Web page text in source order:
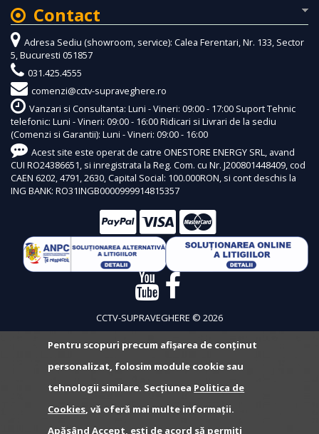
Contact
Adresa Sediu (showroom, service): Calea Ferentari, Nr. 133, Sector
5, Bucuresti 051857
031.425.4555
comenzi@cctv-supraveghere.ro
Vanzari si Consultanta: Luni - Vineri: 09:00 - 17:00 Suport Tehnic
telefonic: Luni - Vineri: 09:00 - 16:00 Ridicari si Livrari de la sediu
(Comenzi si Garantii): Luni - Vineri: 09:00 - 16:00
Acest site este operat de catre ONESTORE ENERGY SRL, avand
CUI RO24386651, si inregistrata la Reg. Com. cu Nr. J200801448409, cod
CAEN 6202, 4791, 2630, Capital Social: 100.000RON, si cont deschis la
ING BANK: RO31INGB0000999914815357
CCTV-SUPRAVEGHERE © 2026
Pentru scopuri precum afișarea de conținut
personalizat, folosim module cookie sau
tehnologii similare. Secțiunea Politica de
Cookies, vă oferă mai multe informații.
Apăsând Accept, ești de acord să permiți